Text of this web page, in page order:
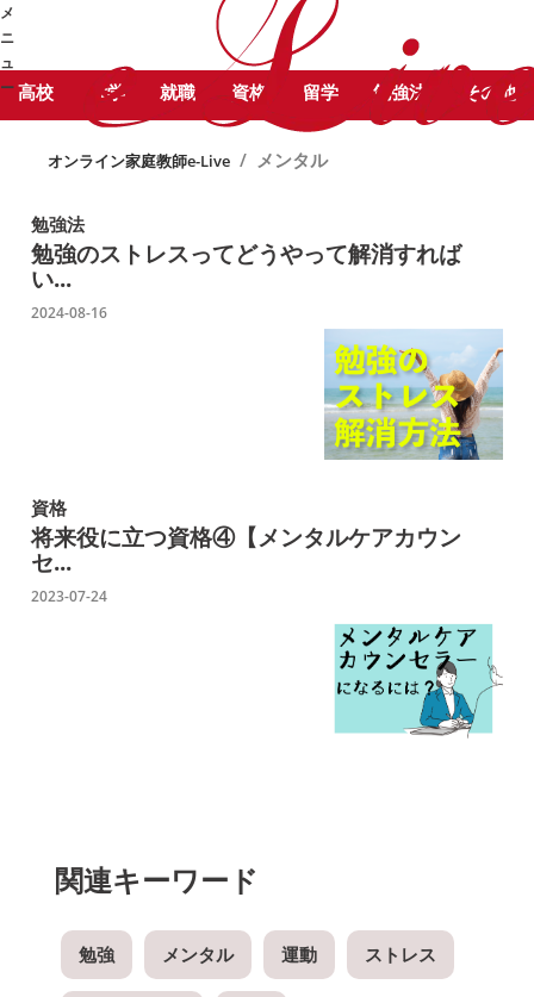
メ
ニ
ュ
ー
STUDY COLUMN
勉強コラム
メンタル に関する記事をピックア
ップしています。
高校
大学 就職 資格 留学 勉強法 その他
オンライン家庭教師e-Live / メンタル
勉強法
勉強のストレスってどうやって解消すれば
い...
2024-08-16
資格
将来役に立つ資格④【メンタルケアカウン
セ...
2023-07-24
関連キーワード
勉強 メンタル 運動 ストレス